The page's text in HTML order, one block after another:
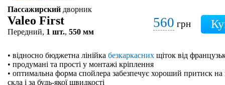
Пассажирский дворник
Valeo First
Передний, 1 шт., 550 мм
560 грн
• відносно бюджетна лінійка безкаркасних щіток від
• продумані та прості у монтажі кріплення
• оптимальна форма спойлера забезпечує хороший притиск на
скла і за будь-якої швидкості